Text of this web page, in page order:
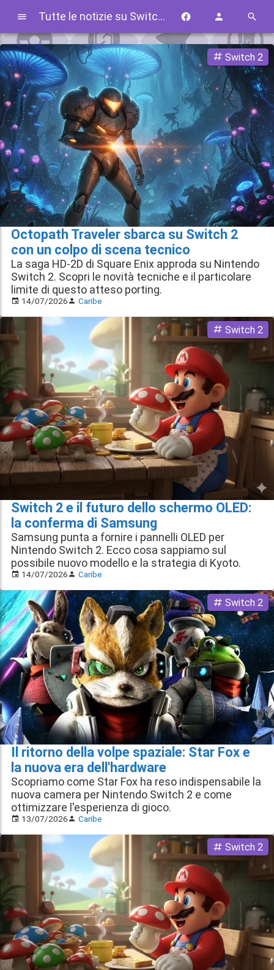
Tutte le notizie su Switch 2
Octopath Traveler sbarca su Switch 2
con un colpo di scena tecnico
Switch 2
La saga HD-2D di Square Enix approda su Nintendo
Switch 2. Scopri le novità tecniche e il particolare
limite di questo atteso porting.
14/07/2026 Caribe
Switch 2 e il futuro dello schermo OLED:
la conferma di Samsung
Switch 2
Samsung punta a fornire i pannelli OLED per
Nintendo Switch 2. Ecco cosa sappiamo sul
possibile nuovo modello e la strategia di Kyoto.
14/07/2026 Caribe
Il ritorno della volpe spaziale: Star Fox e
la nuova era dell'hardware
Switch 2
Scopriamo come Star Fox ha reso indispensabile la
nuova camera per Nintendo Switch 2 e come
ottimizzare l'esperienza di gioco.
13/07/2026 Caribe
Switch 2